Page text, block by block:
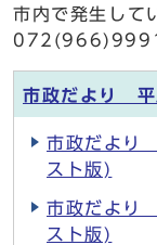
市内で発生して
072(966)9991
市政だより
市政だよ
スト版)
市政だよ
スト版)